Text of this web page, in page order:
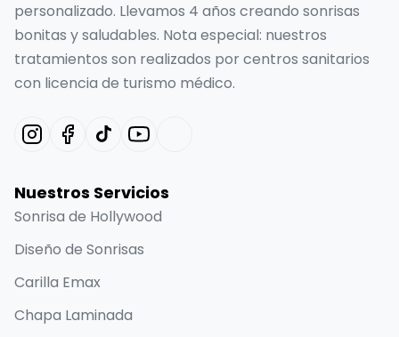
personalizado. Llevamos 4 años creando sonrisas
bonitas y saludables. Nota especial: nuestros
tratamientos son realizados por centros sanitarios
con licencia de turismo médico.
Nuestros Servicios
Sonrisa de Hollywood
Diseño de Sonrisas
Carilla Emax
Chapa Laminada